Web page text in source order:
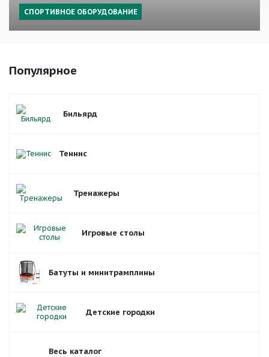
СПОРТИВНОЕ ОБОРУДОВАНИЕ
Популярное
Бильярд
Теннис
Тренажеры
Игровые столы
Батуты и минитрамплины
Детские городки
Весь каталог